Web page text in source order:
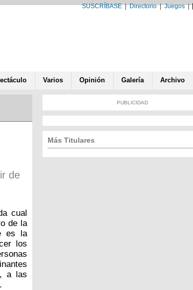
SUSCRÍBASE|Directorio|Juegos|
Varios Opinión Galería Archivo
de
cual
de la
es la
los
a las
PUBLICIDAD
Más Titulares